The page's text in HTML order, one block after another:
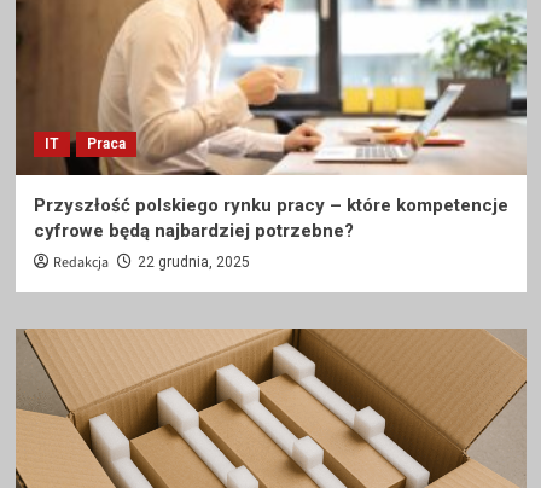
IT Praca
Przyszłość polskiego rynku pracy – które kompetencje
cyfrowe będą najbardziej potrzebne?
Redakcja 22 grudnia, 2025